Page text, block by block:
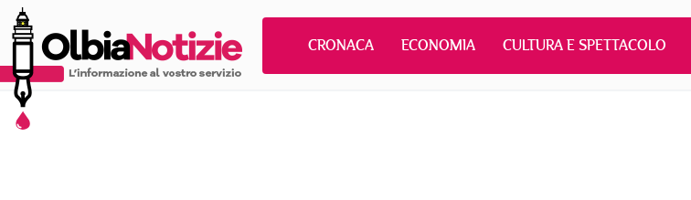
CRONACA ECONOMIA CULTURA E SPETTACOLO